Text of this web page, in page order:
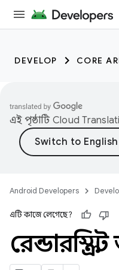
DEVELOP CORE
এই পৃষ্ঠাটি Cloud
Android Developers
এটি কাজে লেগেছে?